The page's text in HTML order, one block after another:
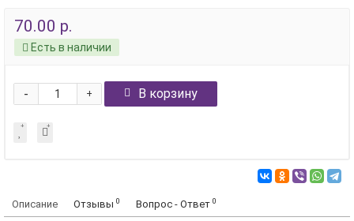
70.00 р.
Есть в наличии
+
- В корзину
Описание Отзывы 0 Вопрос - Ответ 0